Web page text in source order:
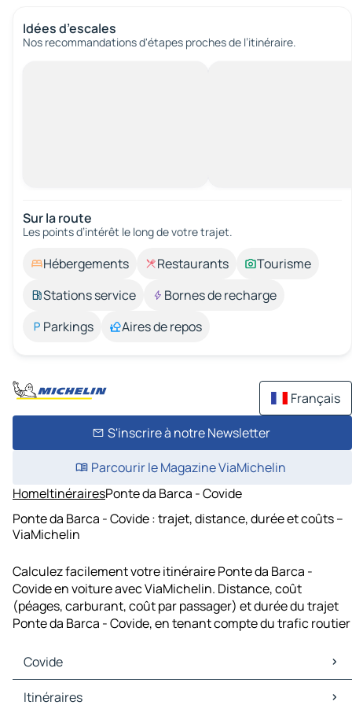
Idées d’escales
Nos recommandations d'étapes proches de l’itinéraire.
Sur la route
Les points d’intérêt le long de votre trajet.
Hébergements Restaurants
Tourisme
Stations service
Bornes de recharge
Parkings
Aires de repos
Français
S'inscrire à notre Newsletter
Parcourir le Magazine ViaMichelin
HomeItinérairesPonte da Barca - Covide
Ponte da Barca - Covide : trajet, distance, durée et coûts –
ViaMichelin
Calculez facilement votre itinéraire Ponte da Barca -
Covide en voiture avec ViaMichelin. Distance, coût
(péages, carburant, coût par passager) et durée du trajet
Ponte da Barca - Covide, en tenant compte du trafic routier
Covide
Covide Cartes et plans
Itinéraires